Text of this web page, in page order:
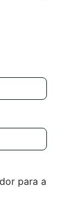
para a